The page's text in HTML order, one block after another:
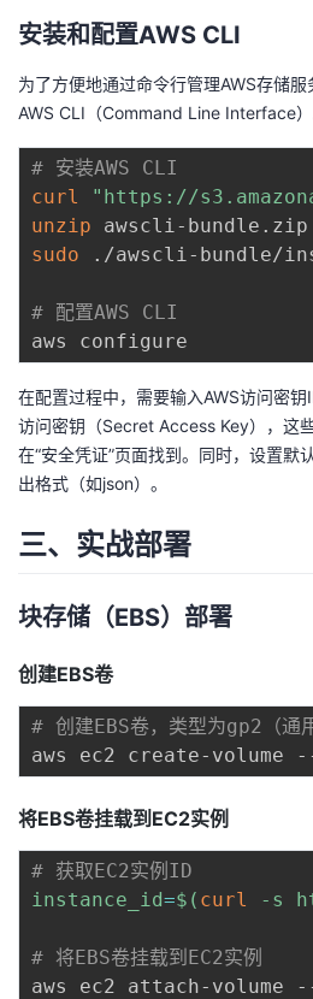
我
的
课
程
我
的
认
我
的
验
我
收
藏
的
技
术
支
我
的
云
声
议
安装和配置AWS CLI
为了方便地通过命令行管理AWS存储
AWS CLI（Command Line Interface）
# 安装AWS CLI
curl
"https://
unzip
sudo ./awscli-bundle/
# 配置AWS CLI
在配置过程中，需要输入AWS访问密
访问密钥（Secret Access Key），这
在“安全凭证”页面找到。同时，设置
出格式（如json）。
三、实战部署
块存储（EBS）部署
创建EBS卷
# 创建EBS卷，类型为gp2（
aws ec2 create-
将EBS卷挂载到EC2实例
# 获取EC2实例ID
instance_id=$( curl -s
# 将EBS卷挂载到EC2实例
aws ec2 attach-